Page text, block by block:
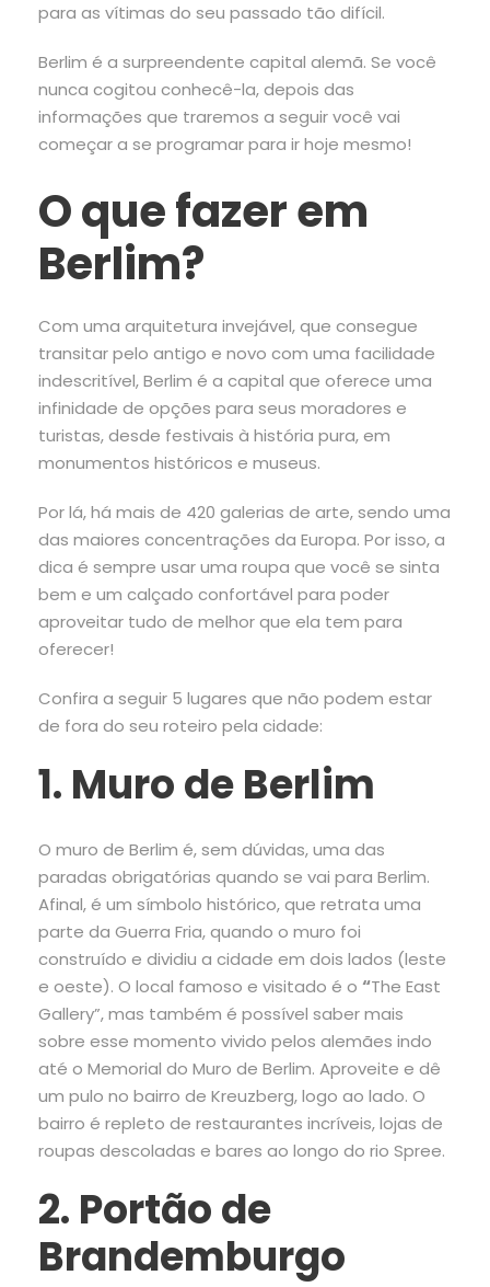
para as vítimas do seu passado tão difícil.
Berlim é a surpreendente capital alemã. Se você
nunca cogitou conhecê-la, depois das
informações que traremos a seguir você vai
começar a se programar para ir hoje mesmo!
O que fazer em
Berlim?
Com uma arquitetura invejável, que consegue
transitar pelo antigo e novo com uma facilidade
indescritível, Berlim é a capital que oferece uma
infinidade de opções para seus moradores e
turistas, desde festivais à história pura, em
monumentos históricos e museus.
Por lá, há mais de 420 galerias de arte, sendo uma
das maiores concentrações da Europa. Por isso, a
dica é sempre usar uma roupa que você se sinta
bem e um calçado confortável para poder
aproveitar tudo de melhor que ela tem para
oferecer!
Confira a seguir 5 lugares que não podem estar
de fora do seu roteiro pela cidade:
1. Muro de Berlim
O muro de Berlim é, sem dúvidas, uma das
paradas obrigatórias quando se vai para Berlim.
Afinal, é um símbolo histórico, que retrata uma
parte da Guerra Fria, quando o muro foi
construído e dividiu a cidade em dois lados (leste
e oeste). O local famoso e visitado é o “The East
Gallery”, mas também é possível saber mais
sobre esse momento vivido pelos alemães indo
até o Memorial do Muro de Berlim. Aproveite e dê
um pulo no bairro de Kreuzberg, logo ao lado. O
bairro é repleto de restaurantes incríveis, lojas de
roupas descoladas e bares ao longo do rio Spree.
2. Portão de
Brandemburgo